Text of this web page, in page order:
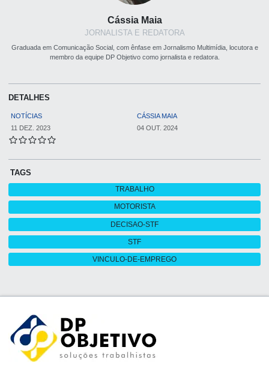
Cássia Maia
JORNALISTA E REDATORA
Graduada em Comunicação Social, com ênfase em Jornalismo Multimídia, locutora e
membro da equipe DP Objetivo como jornalista e redatora.
DETALHES
NOTÍCIAS
CÁSSIA MAIA
11 DEZ. 2023
04 OUT. 2024
TAGS
TRABALHO
MOTORISTA
DECISAO-STF
STF
VINCULO-DE-EMPREGO